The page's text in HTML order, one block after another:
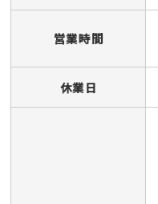
営業時間
休業日